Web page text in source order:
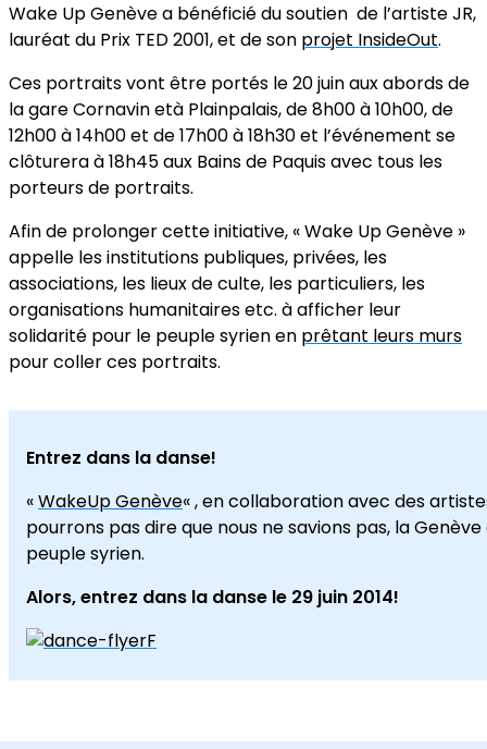
Wake Up Genève a bénéficié du soutien de l’artiste JR,
lauréat du Prix TED 2001, et de son projet InsideOut.
Ces portraits vont être portés le 20 juin aux abords de
la gare Cornavin età Plainpalais, de 8h00 à 10h00, de
12h00 à 14h00 et de 17h00 à 18h30 et l’événement se
clôturera à 18h45 aux Bains de Paquis avec tous les
porteurs de portraits.
Afin de prolonger cette initiative, « Wake Up Genève »
appelle les institutions publiques, privées, les
associations, les lieux de culte, les particuliers, les
organisations humanitaires etc. à afficher leur
solidarité pour le peuple syrien en prêtant leurs murs
pour coller ces portraits.
Entrez dans la danse!
«WakeUp Genève« , en collaboration avec des
pourrons pas dire que nous ne savions pas, la
peuple syrien.
Alors, entrez dans la danse le 29 juin 2014!